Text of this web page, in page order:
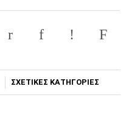
ΣΧΕΤΙΚΕΣ ΚΑΤΗΓΟΡΙΕΣ